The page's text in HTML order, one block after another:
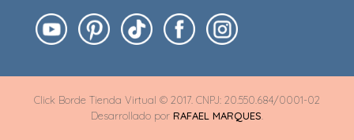
Click Borde Tienda Virtual © 2017. CNPJ: 20.550.684/0001-02
Desarrollado por RAFAEL MARQUES.